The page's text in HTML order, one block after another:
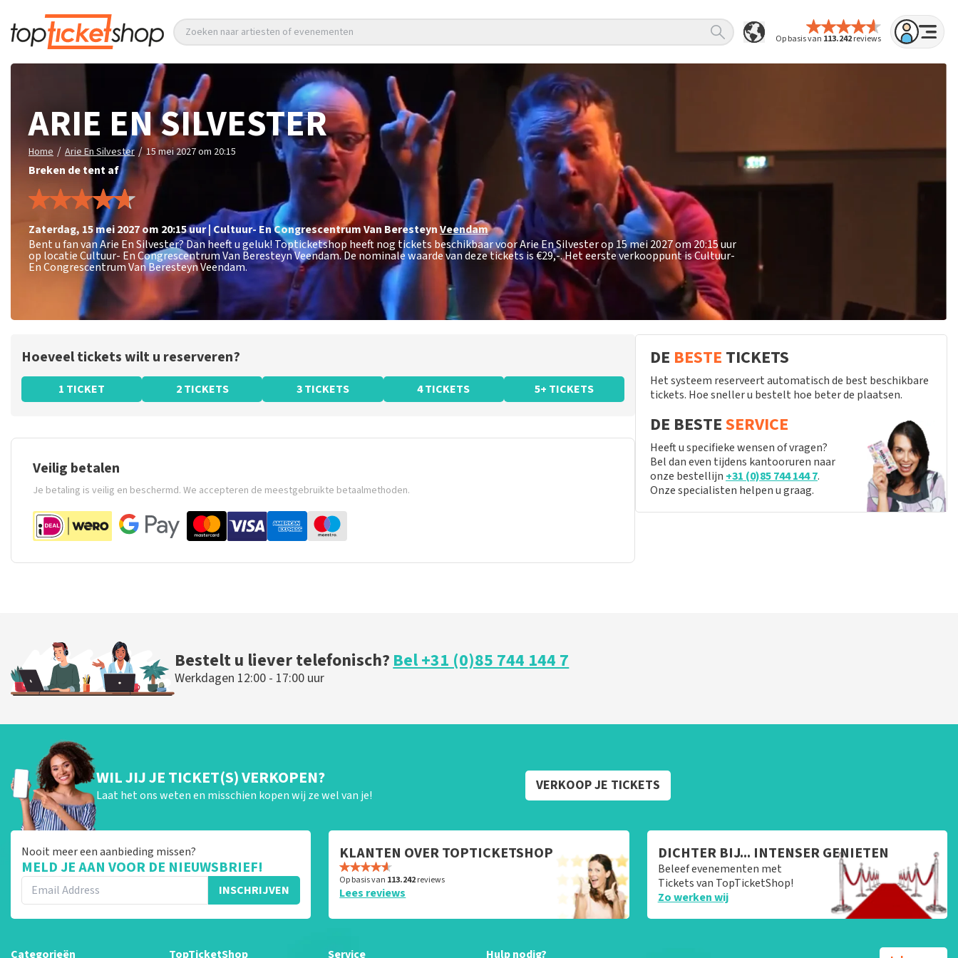
Op basis van 113.242reviews
Zoeken naar artiesten of evenementen
ARIE EN SILVESTER
Home / Arie En Silvester / 15 mei 2027 om 20:15
Breken de tent af
zaterdag, 15 mei 2027 om 20:15uur|Cultuur- En Congrescentrum Van BeresteynVeendam
Bent u fan van Arie En Silvester? Dan heeft u geluk! Topticketshop heeft nog tickets beschikbaar voor Arie En Silvester op 15 mei 2027 om 20:15 uur
op locatie Cultuur- En Congrescentrum Van Beresteyn Veendam. De nominale waarde van deze tickets is€29,-. Het eerste verkooppunt is Cultuur-
En Congrescentrum Van Beresteyn Veendam.
Hoeveel tickets wilt u reserveren?
1 TICKET 2 TICKETS 3 TICKETS 4 TICKETS 5+ TICKETS
Veilig betalen
Je betaling is veilig en beschermd. We accepteren de meestgebruikte betaalmethoden.
DE BESTE TICKETS
Het systeem reserveert automatisch de best beschikbare
tickets. Hoe sneller u bestelt hoe beter de plaatsen.
DE BESTESERVICE
Heeft u specifieke wensen of vragen?
Bel dan even tijdens kantooruren naar
onze bestellijn +31 (0)85 744 144 7.
Onze specialisten helpen u graag.
Bestelt u liever telefonisch?Bel +31 (0)85 744 144 7
Werkdagen 12:00 - 17:00 uur
WIL JIJ JE TICKET(S) VERKOPEN?
Laat het ons weten en misschien kopen wij ze wel van je!
VERKOOP JE TICKETS
Nooit meer een aanbieding missen?
MELD JE AAN VOOR DE NIEUWSBRIEF!
INSCHRIJVEN
KLANTEN OVER TOPTICKETSHOP
Op basis van 113.242reviews
Lees reviews
DICHTER BIJ... INTENSER GENIETEN
Beleef evenementen met
Tickets van TopTicketShop!
Zo werken wij
Categorieën TopTicketShop Service Hulp nodig?